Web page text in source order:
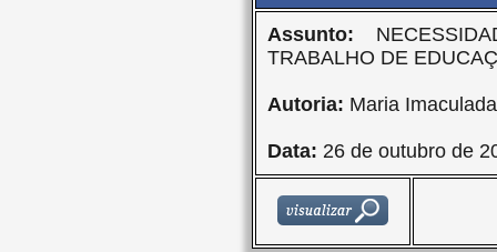
Assunto:
TRABALHO DE
Autoria: Maria
Data: 26 de outubro de